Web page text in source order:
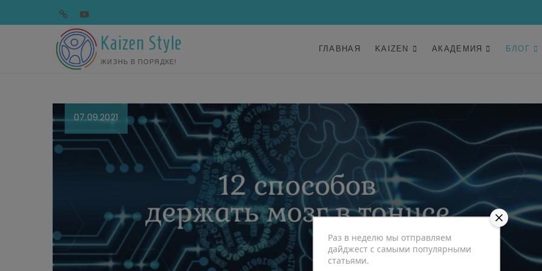
к
содержимому
telegramyoutube
Kaizen Style
ЖИЗНЬ В ПОРЯДКЕ!
ГЛАВНАЯ KAIZEN АКАДЕМИЯ БЛОГ
07.09.2021
Раз в неделю мы отправляем
дайджест с самыми популярными
статьями.